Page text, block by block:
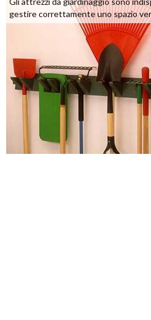
gestire correttamente uno spazio